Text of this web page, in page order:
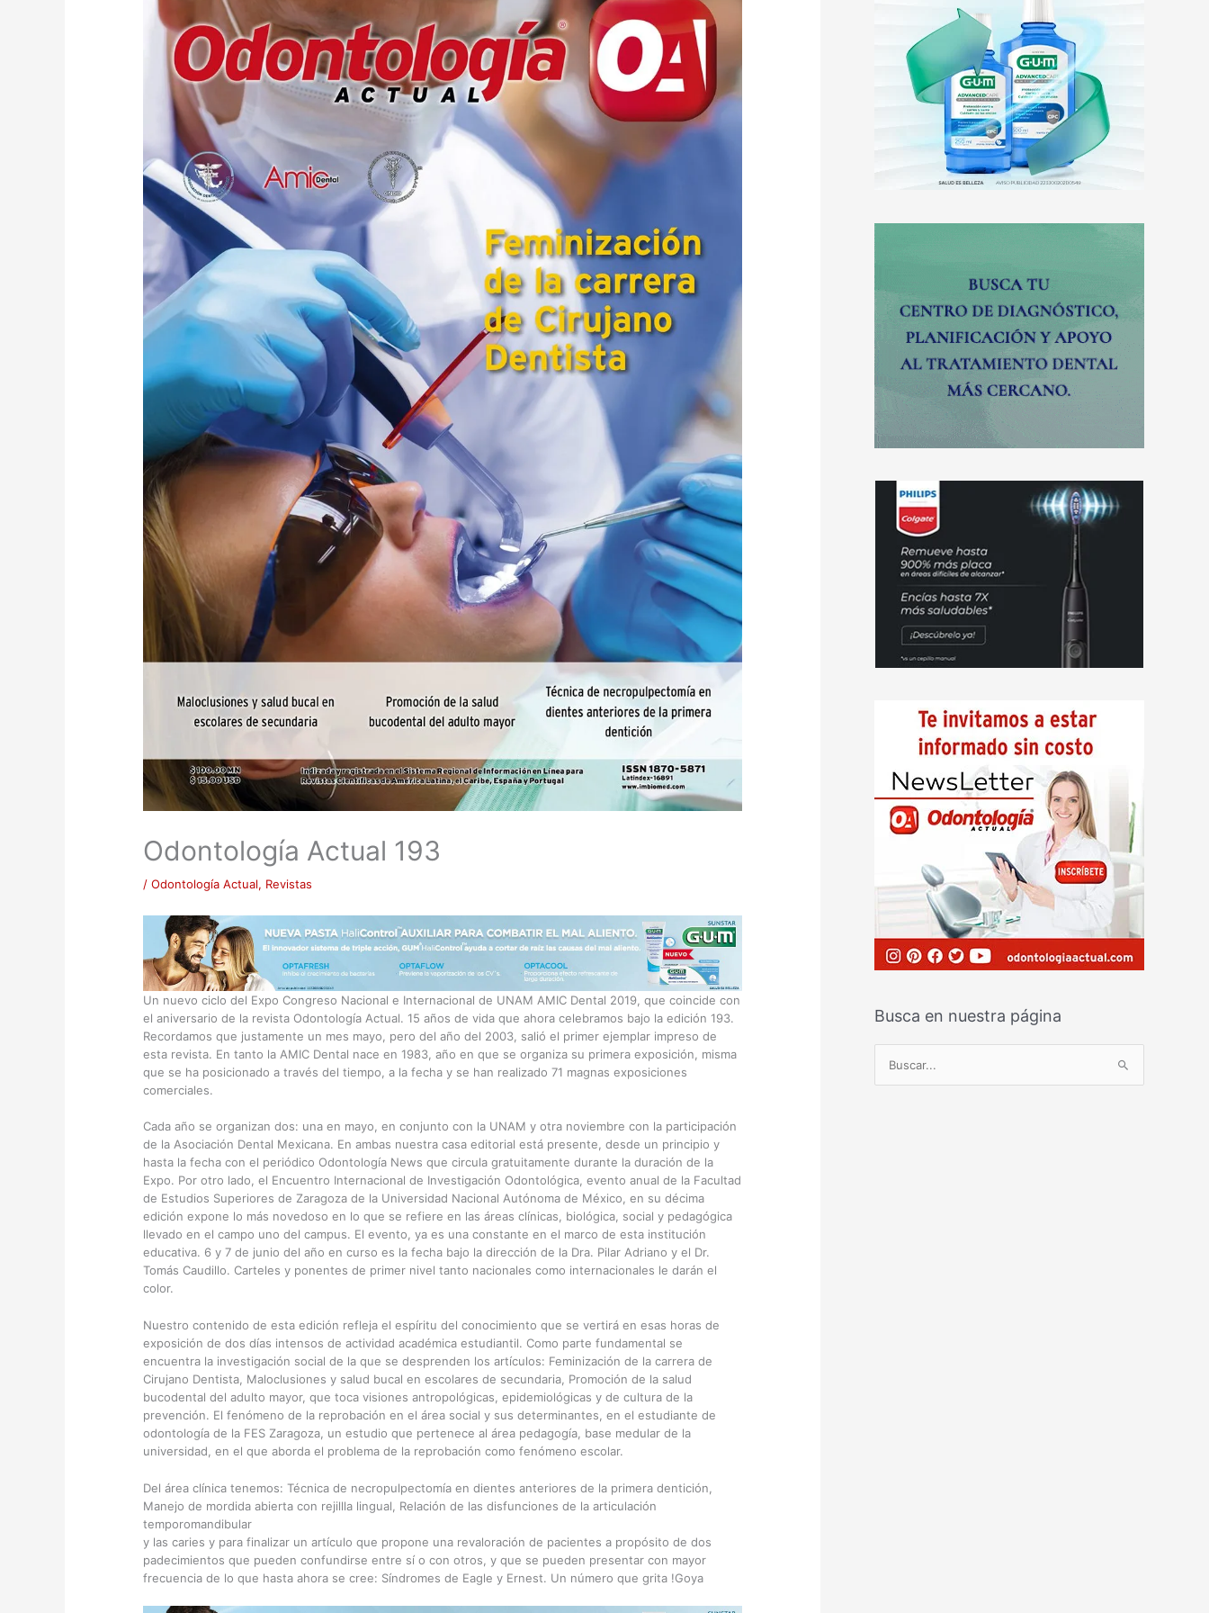
Odontología Actual 193
/ Odontología Actual, Revistas
Un nuevo ciclo del Expo Congreso Nacional e Internacional de UNAM AMIC Dental 2019, que coincide con
el aniversario de la revista Odontología Actual. 15 años de vida que ahora celebramos bajo la edición 193.
Recordamos que justamente un mes mayo, pero del año del 2003, salió el primer ejemplar impreso de
esta revista. En tanto la AMIC Dental nace en 1983, año en que se organiza su primera exposición, misma
que se ha posicionado a través del tiempo, a la fecha y se han realizado 71 magnas exposiciones
comerciales.
Cada año se organizan dos: una en mayo, en conjunto con la UNAM y otra noviembre con la participación
de la Asociación Dental Mexicana. En ambas nuestra casa editorial está presente, desde un principio y
hasta la fecha con el periódico Odontología News que circula gratuitamente durante la duración de la
Expo. Por otro lado, el Encuentro Internacional de Investigación Odontológica, evento anual de la Facultad
de Estudios Superiores de Zaragoza de la Universidad Nacional Autónoma de México, en su décima
edición expone lo más novedoso en lo que se refiere en las áreas clínicas, biológica, social y pedagógica
llevado en el campo uno del campus. El evento, ya es una constante en el marco de esta institución
educativa. 6 y 7 de junio del año en curso es la fecha bajo la dirección de la Dra. Pilar Adriano y el Dr.
Tomás Caudillo. Carteles y ponentes de primer nivel tanto nacionales como internacionales le darán el
color.
Nuestro contenido de esta edición refleja el espíritu del conocimiento que se vertirá en esas horas de
exposición de dos días intensos de actividad académica estudiantil. Como parte fundamental se
encuentra la investigación social de la que se desprenden los artículos: Feminización de la carrera de
Cirujano Dentista, Maloclusiones y salud bucal en escolares de secundaria, Promoción de la salud
bucodental del adulto mayor, que toca visiones antropológicas, epidemiológicas y de cultura de la
prevención. El fenómeno de la reprobación en el área social y sus determinantes, en el estudiante de
odontología de la FES Zaragoza, un estudio que pertenece al área pedagogía, base medular de la
universidad, en el que aborda el problema de la reprobación como fenómeno escolar.
Del área clínica tenemos: Técnica de necropulpectomía en dientes anteriores de la primera dentición,
Manejo de mordida abierta con rejillla lingual, Relación de las disfunciones de la articulación
temporomandibular
y las caries y para finalizar un artículo que propone una revaloración de pacientes a propósito de dos
padecimientos que pueden confundirse entre sí o con otros, y que se pueden presentar con mayor
frecuencia de lo que hasta ahora se cree: Síndromes de Eagle y Ernest. Un número que grita !Goya
Busca en nuestra página